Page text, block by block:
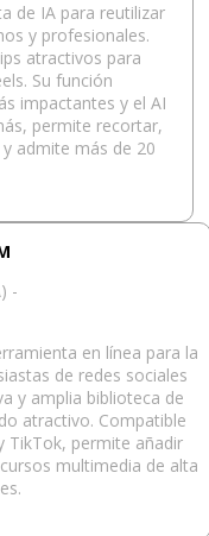
de IA para reutilizar
y profesionales.
atractivos para
Su función
impactantes y el AI
permite recortar,
admite más de 20
en línea para la
de redes sociales
y amplia biblioteca de
atractivo. Compatible
TikTok, permite añadir
multimedia de alta